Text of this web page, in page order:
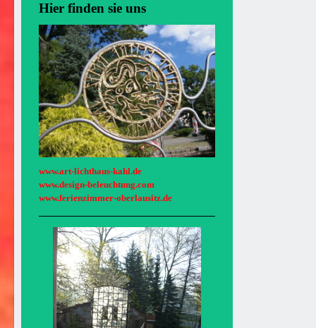
Hier finden sie uns
www.art-lichthaus-kahl.de
www.design-beleuchtung.com
www.ferienzimmer-oberlausitz.de